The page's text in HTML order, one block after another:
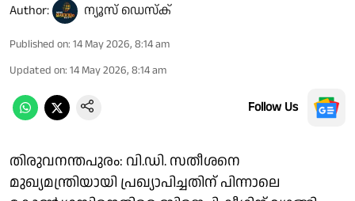
Author: ന്യൂസ് ഡെസ്ക്
Published on: 14 May 2026, 8:14 am
Updated on: 14 May 2026, 8:14 am
Follow Us
തിരുവനന്തപുരം: വി.ഡി. സതീശനെ
മുഖ്യമന്ത്രിയായി പ്രഖ്യാപിച്ചതിന് പിന്നാലെ